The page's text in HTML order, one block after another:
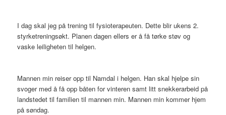
I dag skal jeg på trening til fysioterapeuten. Dette blir ukens 2.
styrketreningsøkt. Planen dagen ellers er å få tørke støv og
vaske leiligheten til helgen.
Mannen min reiser opp til Namdal i helgen. Han skal hjelpe sin
svoger med å få opp båten for vinteren samt litt snekkerarbeid på
landstedet til familien til mannen min. Mannen min kommer hjem
på søndag.